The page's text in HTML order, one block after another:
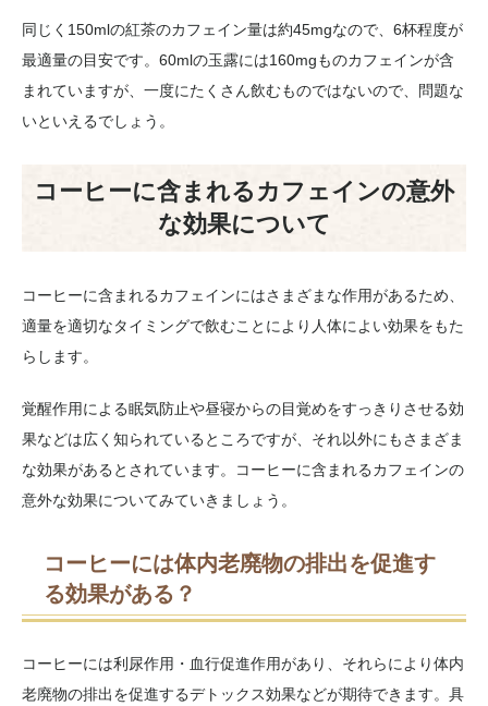
同じく150mlの紅茶のカフェイン量は約45mgなので、6杯程度が
最適量の目安です。60mlの玉露には160mgものカフェインが含
まれていますが、一度にたくさん飲むものではないので、問題な
いといえるでしょう。
コーヒーに含まれるカフェインの意外
な効果について
コーヒーに含まれるカフェインにはさまざまな作用があるため、
適量を適切なタイミングで飲むことにより人体によい効果をもた
らします。
覚醒作用による眠気防止や昼寝からの目覚めをすっきりさせる効
果などは広く知られているところですが、それ以外にもさまざま
な効果があるとされています。コーヒーに含まれるカフェインの
意外な効果についてみていきましょう。
コーヒーには体内老廃物の排出を促進す
る効果がある？
コーヒーには利尿作用・血行促進作用があり、それらにより体内
老廃物の排出を促進するデトックス効果などが期待できます。具